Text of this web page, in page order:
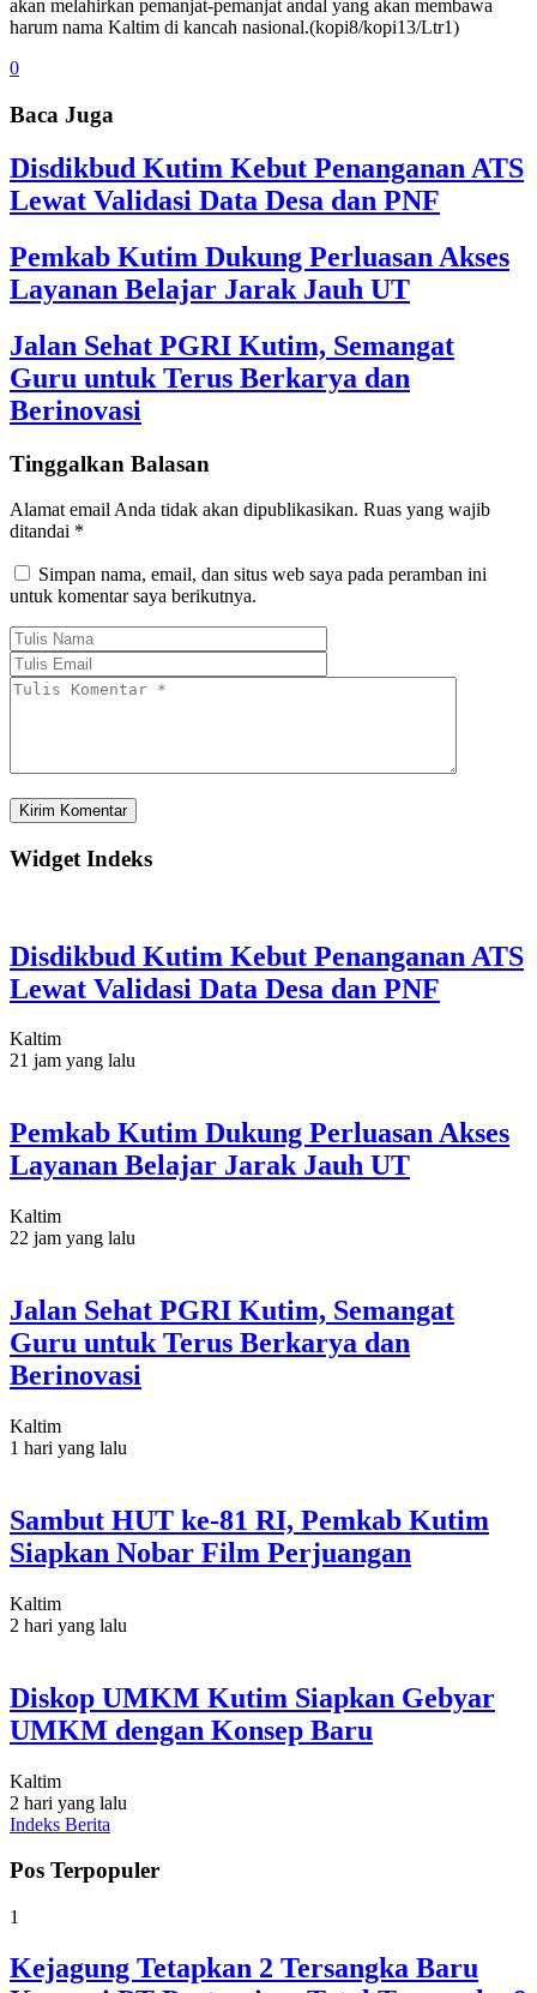
akan melahirkan pemanjat-pemanjat andal yang akan membawa
harum nama Kaltim di kancah nasional.(kopi8/kopi13/Ltr1)
0
Baca Juga
Disdikbud Kutim Kebut Penanganan ATS
Lewat Validasi Data Desa dan PNF
Pemkab Kutim Dukung Perluasan Akses
Layanan Belajar Jarak Jauh UT
Jalan Sehat PGRI Kutim, Semangat
Guru untuk Terus Berkarya dan
Berinovasi
Tinggalkan Balasan
Alamat email Anda tidak akan dipublikasikan. Ruas yang wajib
ditandai *
Simpan nama, email, dan situs web saya pada peramban ini
untuk komentar saya berikutnya.
Widget Indeks
Disdikbud Kutim Kebut Penanganan ATS
Lewat Validasi Data Desa dan PNF
Kaltim
21 jam yang lalu
Pemkab Kutim Dukung Perluasan Akses
Layanan Belajar Jarak Jauh UT
Kaltim
22 jam yang lalu
Jalan Sehat PGRI Kutim, Semangat
Guru untuk Terus Berkarya dan
Berinovasi
Kaltim
1 hari yang lalu
Sambut HUT ke-81 RI, Pemkab Kutim
Siapkan Nobar Film Perjuangan
Kaltim
2 hari yang lalu
Diskop UMKM Kutim Siapkan Gebyar
UMKM dengan Konsep Baru
Kaltim
2 hari yang lalu
Indeks Berita
Pos Terpopuler
1
Kejagung Tetapkan 2 Tersangka Baru